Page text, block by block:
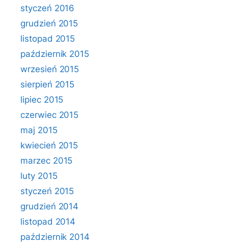
styczeń 2016
grudzień 2015
listopad 2015
październik 2015
wrzesień 2015
sierpień 2015
lipiec 2015
czerwiec 2015
maj 2015
kwiecień 2015
marzec 2015
luty 2015
styczeń 2015
grudzień 2014
listopad 2014
październik 2014